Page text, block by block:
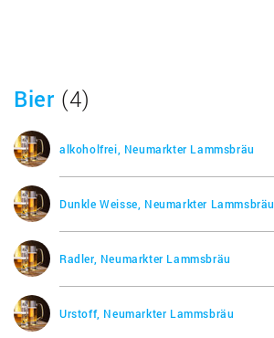
Bier (4)
alkoholfrei, Neumarkter Lammsbräu
Dunkle Weisse, Neumarkter Lammsbräu
Radler, Neumarkter Lammsbräu
Urstoff, Neumarkter Lammsbräu